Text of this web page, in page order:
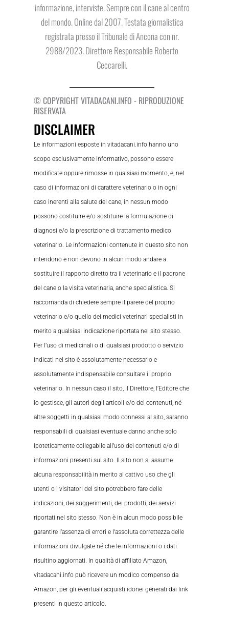
informazione, interviste. Sempre con il cane al centro
del mondo. Online dal 2007. Testata giornalistica
registrata presso il Tribunale di Ancona con nr.
2988/2023. Direttore Responsabile Roberto
Ceccarelli.
© COPYRIGHT VITADACANI.INFO - RIPRODUZIONE
RISERVATA
DISCLAIMER
Le informazioni esposte in vitadacani.info hanno uno
scopo esclusivamente informativo, possono essere
modificate oppure rimosse in qualsiasi momento, e, nel
caso di informazioni di carattere veterinario o in ogni
caso inerenti alla salute del cane, in nessun modo
possono costituire e/o sostituire la formulazione di
diagnosi e/o la prescrizione di trattamento medico
veterinario. Le informazioni contenute in questo sito non
intendono e non devono in alcun modo andare a
sostituire il rapporto diretto tra il veterinario e il padrone
del cane o la visita veterinaria, anche specialistica. Si
raccomanda di chiedere sempre il parere del proprio
veterinario e/o quello dei medici veterinari specialisti in
merito a qualsiasi indicazione riportata nel sito stesso.
Per l’uso di medicinali o di qualsiasi prodotto o servizio
indicati nel sito è assolutamente necessario e
assolutamente indispensabile consultare il proprio
veterinario. In nessun caso il sito, il Direttore, l’Editore che
lo gestisce, gli autori degli articoli e/o dei contenuti, né
altre soggetti in qualsiasi modo connessi al sito, saranno
responsabili di qualsiasi eventuale danno anche solo
ipoteticamente collegabile all’uso dei contenuti e/o di
informazioni presenti sul sito. Il sito non si assume
alcuna responsabilità in merito al cattivo uso che gli
utenti o i visitatori del sito potrebbero fare delle
indicazioni, dei suggerimenti, dei prodotti, dei servizi
riportati nel sito stesso. Non è in alcun modo possibile
garantire l’assenza di errori e l’assoluta correttezza delle
informazioni divulgate né che le informazioni o i dati
risultino aggiornati. In qualità di affiliato Amazon,
vitadacani.info può ricevere un modico compenso da
Amazon, per gli eventuali acquisti idonei generati dai link
presenti in questo articolo.